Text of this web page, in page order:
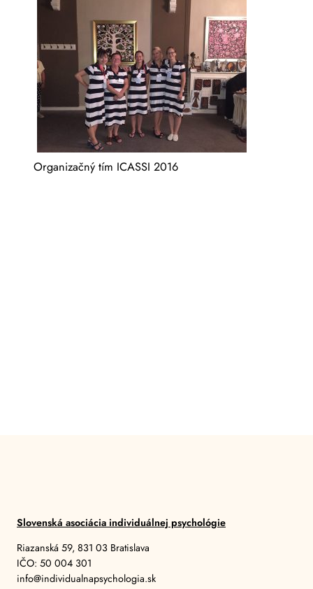
Organizačný tím ICASSI 2016
Slovenská asociácia individuálnej psychológie
Riazanská 59, 831 03 Bratislava
IČO: 50 004 301
info@individualnapsychologia.sk